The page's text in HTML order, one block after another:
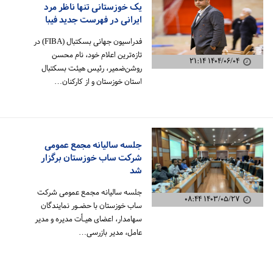
۱۴۰۴/۰۶/۰۴ ۲۱:۱۴
یک خوزستانی تنها ناظر مرد
ایرانی در فهرست جدید فیبا
فدراسیون جهانی بسکتبال (FIBA) در
تازه‌ترین اعلام خود، نام محسن
روشن‌ضمیر، رئیس هیئت بسکتبال
استان خوزستان و از کارکنان…
۱۴۰۳/۰۵/۲۷ ۰۸:۴۴
جلسه سالیانه مجمع عمومی
شرکت ساب خوزستان برگزار
شد
جلسه سالیانه مجمع عمومی شرکت
ساب خوزستان با حضـور نمایندگان
سهامدار، اعضای هیـأت مدیره و مدیر
عامل، مدیر بازرسی…